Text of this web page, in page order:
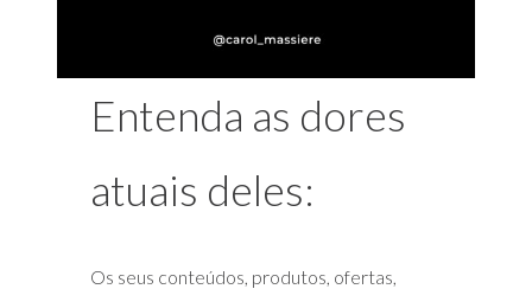
Entenda as dores
atuais deles:
Os seus conteúdos, produtos, ofertas,